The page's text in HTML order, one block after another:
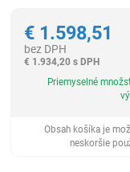
€ 1.598,51
bez DPH
€ 1.934,20 s DPH
Priemyselné
Obsah košíka je
neskoršie